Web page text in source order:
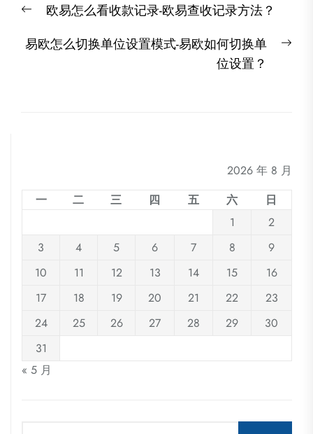
章
导
Previous欧易怎么看收款记录-欧易查收记录方法？
易欧怎么切换单位设置模式-易欧如何切换单
位设置？
2026 年 8 月
一
二 三 四 五 六
日
1
2
3
4 5 6 7 8
9
10
11 12 13 14 15
16
17
18 19 20 21 22
23
24
25 26 27 28 29
30
31
« 5 月